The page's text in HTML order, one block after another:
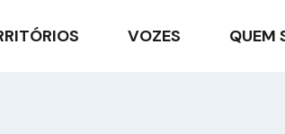
VOZES QUEM